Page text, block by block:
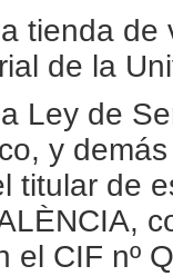
tienda
de la
Ley de
y
titular de
el CIF nº